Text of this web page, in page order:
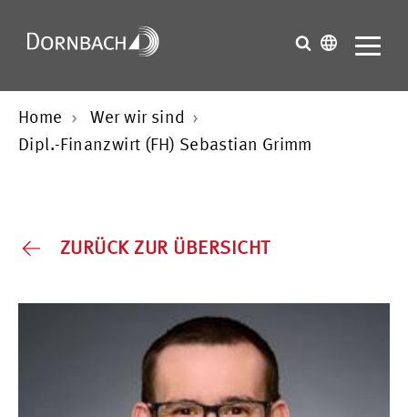
Home
Wer wir sind
Dipl.-Finanzwirt (FH) Sebastian Grimm
ZURÜCK ZUR ÜBERSICHT